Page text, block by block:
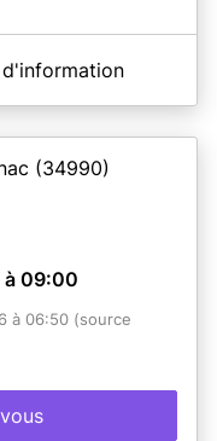
d'information
(34990)
09:00
à 06:50 (source